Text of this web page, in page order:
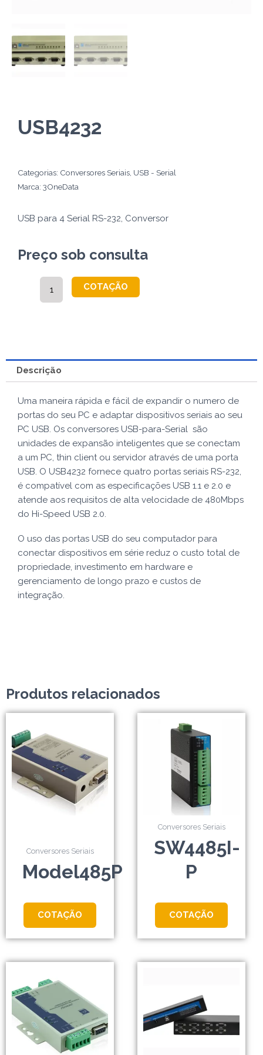
USB4232
Categorias: Conversores Seriais USB - Serial
Marca: 3OneData
USB para 4 Serial RS-232, Conversor
Preço sob consulta
COTAÇÃO
Descrição
Uma maneira rápida e fácil de expandir o numero de
portas do seu PC e adaptar dispositivos seriais ao seu
PC USB. Os conversores USB-para-Serial são
unidades de expansão inteligentes que se conectam
a um PC, thin client ou servidor através de uma porta
USB. O USB4232 fornece quatro portas seriais RS-232,
é compatível com as especificações USB 1.1 e 2.0 e
atende aos requisitos de alta velocidade de 480Mbps
do Hi-Speed ​​USB 2.0.
O uso das portas USB do seu computador para
conectar dispositivos em série reduz o custo total de
propriedade, investimento em hardware e
gerenciamento de longo prazo e custos de
integração.
Produtos relacionados
Conversores Seriais
Model485P
COTAÇÃO
Conversores Seriais
SW4485I-
P
COTAÇÃO